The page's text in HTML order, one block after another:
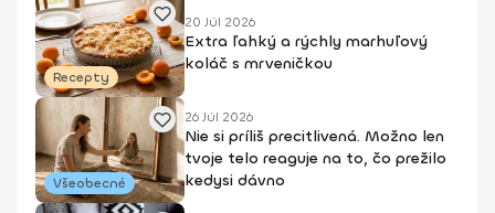
Recepty
20 Júl 2026
Extra ľahký a rýchly marhuľový
koláč s mrveničkou
Všeobecné
26 Júl 2026
Nie si príliš precitlivená. Možno len
tvoje telo reaguje na to, čo prežilo
kedysi dávno